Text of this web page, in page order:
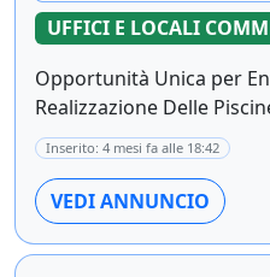
UFFICI E LOCALI
Opportunità Unica per
Realizzazione Delle
Inserito: 4 mesi fa alle 18:42
VEDI ANNUNCIO